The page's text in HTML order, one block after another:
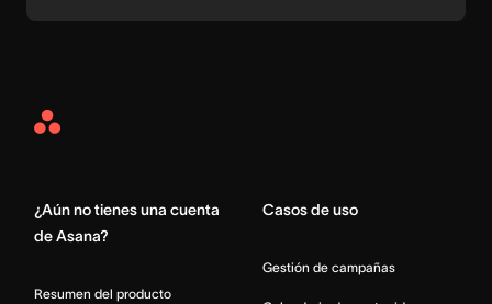
Asana
¿Aún no tienes una cuenta
de Asana?
Resumen del producto
Casos de uso
Gestión de campañas